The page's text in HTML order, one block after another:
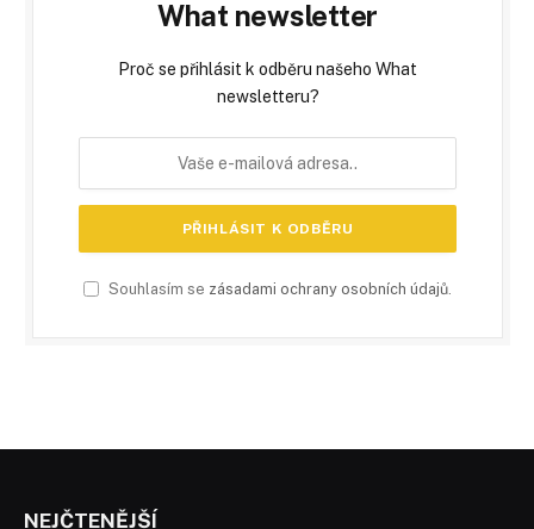
What newsletter
Proč se přihlásit k odběru našeho What
newsletteru?
Souhlasím se zásadami ochrany osobních údajů
NEJČTENĚJŠÍ